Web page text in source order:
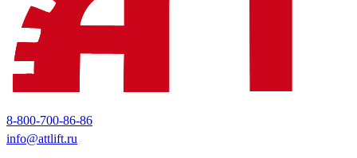
8-800-700-86-86
info@attlift.ru